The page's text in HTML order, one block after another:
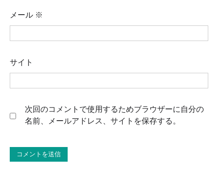
メール ※
サイト
次回のコメントで使用するためブラウザーに自分の
名前、メールアドレス、サイトを保存する。